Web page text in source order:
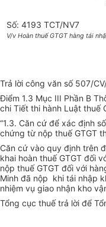
Số: 4193 TCT/NV7
V/v Hoàn thuế GTGT hàng tái
Trả lời công văn số 507/
Điểm 1.3 Mục III Phần B
chi Tiết thi hành Luật thuế
“1.3. Căn cứ để xác định
chứng từ nộp thuế GTGT
Căn cứ vào quy định trên
khai hoàn thuế GTGT đối
nộp thuế GTGT đối với
Minh đã nộp khi tái nhập
nhiệm vụ giao nhận kho
Tổng cục thuế trả lời để